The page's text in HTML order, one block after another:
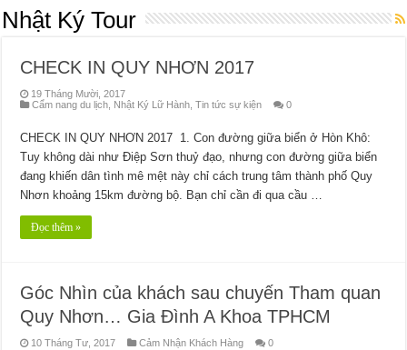
Nhật Ký Tour
CHECK IN QUY NHƠN 2017
19 Tháng Mười, 2017
Cẩm nang du lịch, Nhật Ký Lữ Hành,Tin tức sự kiện 0
CHECK IN QUY NHƠN 2017 1. Con đường giữa biển ở Hòn Khô:
Tuy không dài như Điệp Sơn thuỷ đạo, nhưng con đường giữa biển
đang khiến dân tình mê mệt này chỉ cách trung tâm thành phố Quy
Nhơn khoảng 15km đường bộ. Bạn chỉ cần đi qua cầu …
Đọc thêm »
Góc Nhìn của khách sau chuyến Tham quan
Quy Nhơn… Gia Đình A Khoa TPHCM
10 Tháng Tư, 2017 Cảm Nhận Khách Hàng 0